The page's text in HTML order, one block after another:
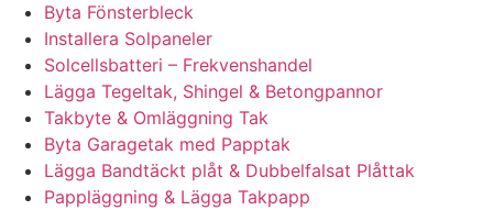
Byta Fönsterbleck
Installera Solpaneler
Solcellsbatteri – Frekvenshandel
Lägga Tegeltak, Shingel & Betongpannor
Takbyte & Omläggning Tak
Byta Garagetak med Papptak
Lägga Bandtäckt plåt & Dubbelfalsat Plåttak
Pappläggning & Lägga Takpapp